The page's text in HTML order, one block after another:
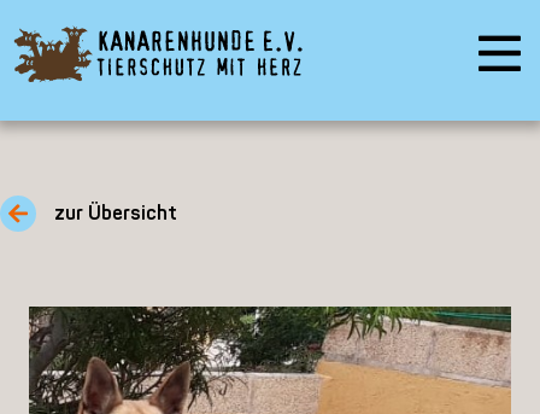
zur Übersicht